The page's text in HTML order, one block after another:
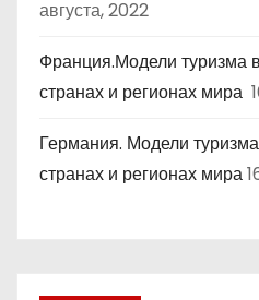
августа, 2022
Франция.Модели туризма
странах и регионах мира
Германия. Модели
странах и регионах мира